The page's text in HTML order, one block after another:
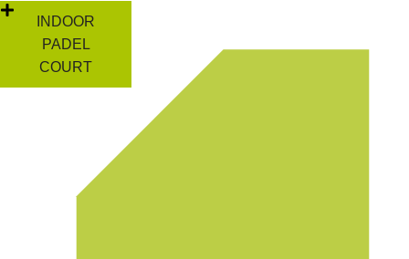
INDOOR
PADEL
COURT